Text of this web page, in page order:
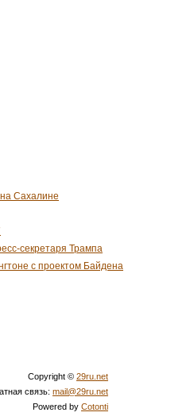
Сахалине
секретаря Трампа
с проектом Байдена
Copyright © 29ru.net
связь: mail@29ru.net
Powered by Cotonti